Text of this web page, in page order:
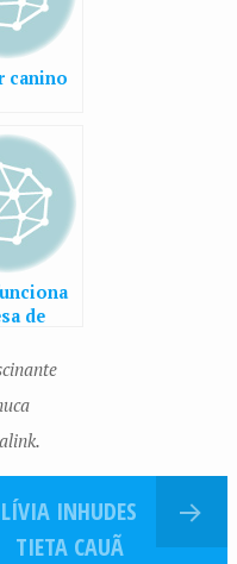
canino
de
com
LÍVIA INHUDES
TIETA CAUÃ